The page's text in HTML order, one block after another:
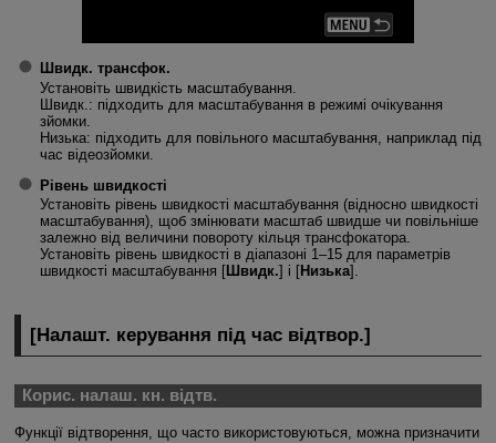
Швидк. трансфок.
Установіть швидкість масштабування.
Швидк.: підходить для масштабування в режимі очікування
зйомки.
Низька: підходить для повільного масштабування, наприклад під
час відеозйомки.
Рівень швидкості
Установіть рівень швидкості масштабування (відносно швидкості
масштабування), щоб змінювати масштаб швидше чи повільніше
залежно від величини повороту кільця трансфокатора.
Установіть рівень швидкості в діапазоні 1–15 для параметрів
швидкості масштабування [Швидк.] і [Низька].
[Налашт. керування під час відтвор.]
Корис. налаш. кн. відтв.
Функції відтворення, що часто використовуються, можна призначити